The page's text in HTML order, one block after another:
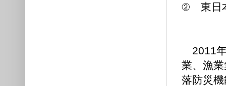
② 東日
2011年
業、漁
落防災